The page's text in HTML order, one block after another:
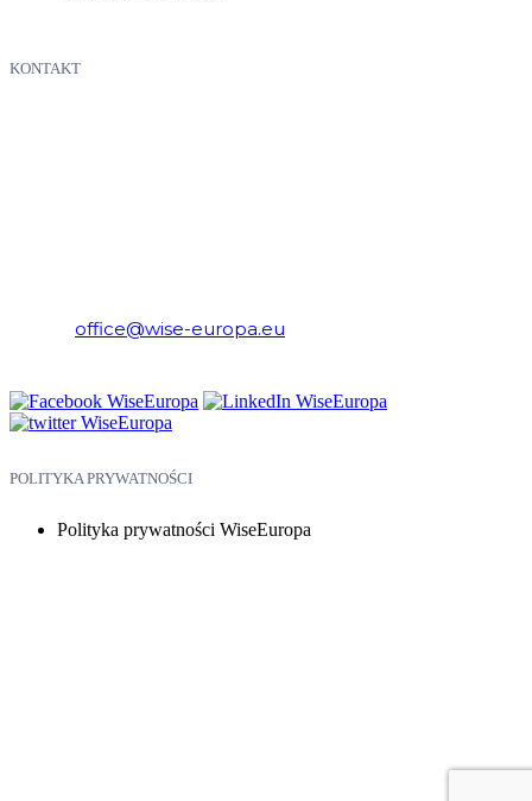
KONTAKT
office@wise-europa.eu
POLITYKA PRYWATNOŚCI
Polityka prywatności WiseEuropa